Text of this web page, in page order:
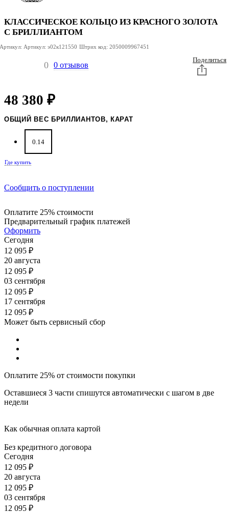
КЛАССИЧЕСКОЕ КОЛЬЦО ИЗ КРАСНОГО ЗОЛОТА
С БРИЛЛИАНТОМ
Артикул: Артикул: э02к121550 Штрих код: 2050009967451
0 0 отзывов
Поделиться
48 380 ₽
ОБЩИЙ ВЕС БРИЛЛИАНТОВ, КАРАТ
0.14
Где купить
Сообщить о поступлении
Оплатите 25% стоимости
Предварительный график платежей
Оформить
Сегодня
12 095 ₽
20 августа
12 095 ₽
03 сентября
12 095 ₽
17 сентября
12 095 ₽
Может быть сервисный сбор
Оплатите 25% от стоимости покупки
Оставшиеся 3 части спишутся автоматически с шагом в две
недели
Как обычная оплата картой
Без кредитного договора
Сегодня
12 095 ₽
20 августа
12 095 ₽
03 сентября
12 095 ₽